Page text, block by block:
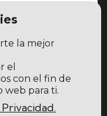
de datos
la mejor
el
con el fin de
web para ti.